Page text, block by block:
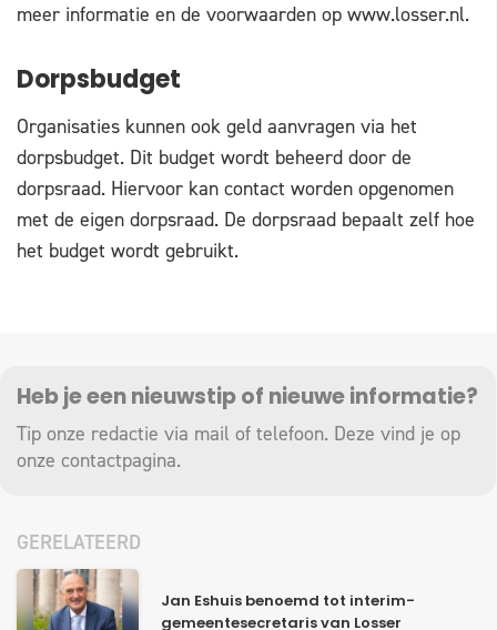
meer informatie en de voorwaarden op www.losser.nl.
Dorpsbudget
Organisaties kunnen ook geld aanvragen via het
dorpsbudget. Dit budget wordt beheerd door de
dorpsraad. Hiervoor kan contact worden opgenomen
met de eigen dorpsraad. De dorpsraad bepaalt zelf hoe
het budget wordt gebruikt.
Heb je een nieuwstip of nieuwe informatie?
Tip onze redactie via mail of telefoon. Deze vind je op
onze contactpagina.
GERELATEERD
Jan Eshuis benoemd tot interim-
gemeentesecretaris van Losser